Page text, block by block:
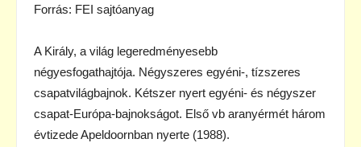
Forrás: FEI sajtóanyag
A Király, a világ legeredményesebb
négyesfogathajtója. Négyszeres egyéni-, tízszeres
csapatvilágbajnok. Kétszer nyert egyéni- és négyszer
csapat-Európa-bajnokságot. Első vb aranyérmét három
évtizede Apeldoornban nyerte (1988).